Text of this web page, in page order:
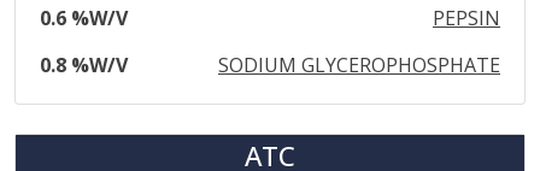
PEPSIN
0.6 %W/V
SODIUM GLYCEROPHOSPHATE
0.8 %W/V
ATC